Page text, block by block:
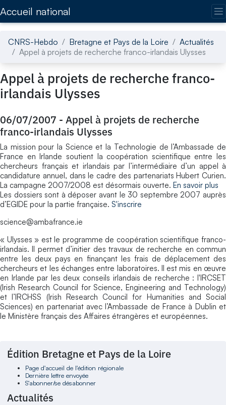
Accueil national
CNRS-Hebdo Bretagne et Pays de la Loire
Actualités
Appel à projets de recherche franco-irlandais Ulysses
Appel à projets de recherche franco-
irlandais Ulysses
06/07/2007 - Appel à projets de recherche
franco-irlandais Ulysses
La mission pour la Science et la Technologie de l’Ambassade de
France en Irlande soutient la coopération scientifique entre les
chercheurs français et irlandais par l’intermédiaire d’un appel à
candidature annuel, dans le cadre des partenariats Hubert Curien.
La campagne 2007/2008 est désormais ouverte. En savoir plus
Les dossiers sont à déposer avant le 30 septembre 2007 auprès
d’EGIDE pour la partie française. S'inscrire
science@ambafrance.ie
« Ulysses » est le programme de coopération scientifique franco-
irlandais. Il permet d’initier des travaux de recherche en commun
entre les deux pays en finançant les frais de déplacement des
chercheurs et les échanges entre laboratoires. Il est mis en œuvre
en Irlande par les deux conseils irlandais de recherche : l'IRCSET
(Irish Research Council for Science, Engineering and Technology)
et l’IRCHSS (Irish Research Council for Humanities and Social
Sciences) en partenariat avec l’Ambassade de France à Dublin et
le Ministère français des Affaires étrangères et européennes.
Édition Bretagne et Pays de la Loire
Page d'accueil de l'édition régionale
Dernière lettre envoyée
S'abonner/se désabonner
Actualités